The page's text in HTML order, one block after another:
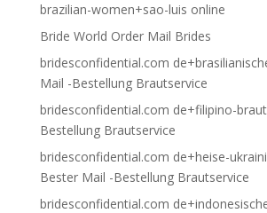
brazilian-women+sao-luis online
Bride World Order Mail Brides
bridesconfidential.com
Mail -Bestellung Brautservice
bridesconfidential.com de+filipino-
Bestellung Brautservice
bridesconfidential.com de+heise-
Bester Mail -Bestellung Brautservice
bridesconfidential.com